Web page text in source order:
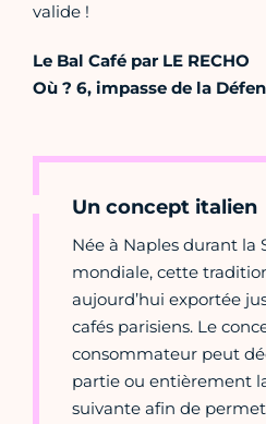
valide !
Le Bal Café par LE RECHO
Où ? 6, impasse de la
Un concept italien
Née à Naples durant la
mondiale, cette
aujourd’hui exportée
cafés parisiens. Le
consommateur peut
partie ou entièrement
suivante afin de